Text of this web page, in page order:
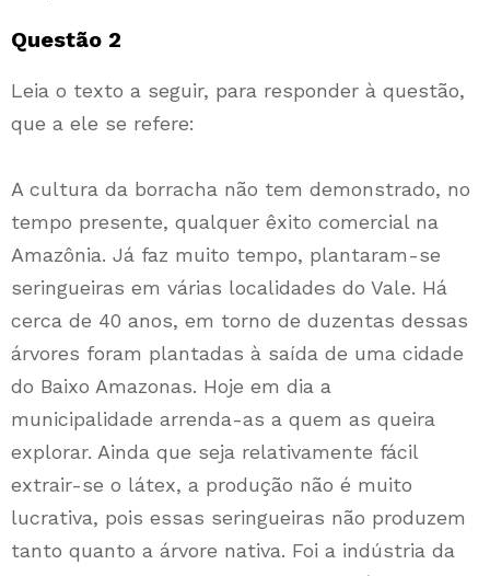
Questão 2
Leia o texto a seguir, para responder à questão,
que a ele se refere:
A cultura da borracha não tem demonstrado, no
tempo presente, qualquer êxito comercial na
Amazônia. Já faz muito tempo, plantaram-se
seringueiras em várias localidades do Vale. Há
cerca de 40 anos, em torno de duzentas dessas
árvores foram plantadas à saída de uma cidade
do Baixo Amazonas. Hoje em dia a
municipalidade arrenda-as a quem as queira
explorar. Ainda que seja relativamente fácil
extrair-se o látex, a produção não é muito
lucrativa, pois essas seringueiras não produzem
tanto quanto a árvore nativa. Foi a indústria da